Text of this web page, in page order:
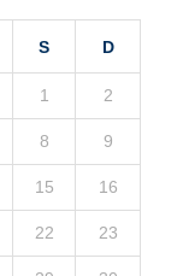
S D
1 2
8 9
15 16
22 23